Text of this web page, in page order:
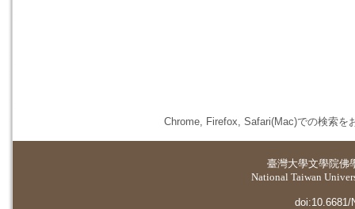
Chrome, Firefox, Safari(Mac)での検索を
臺灣大學文學院佛
National Taiwan
doi:10.6681/